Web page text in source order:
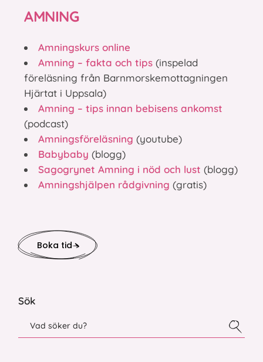
AMNING
Amningskurs online
Amning – fakta och tips (inspelad
föreläsning från Barnmorskemottagningen
Hjärtat i Uppsala)
Amning – tips innan bebisens ankomst
(podcast)
Amningsföreläsning (youtube)
Babybaby (blogg)
Sagogrynet Amning i nöd och lust (blogg)
Amningshjälpen rådgivning (gratis)
Boka tid
Sök